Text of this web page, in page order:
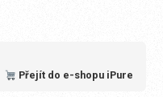
Přejít do e-shopu iPure